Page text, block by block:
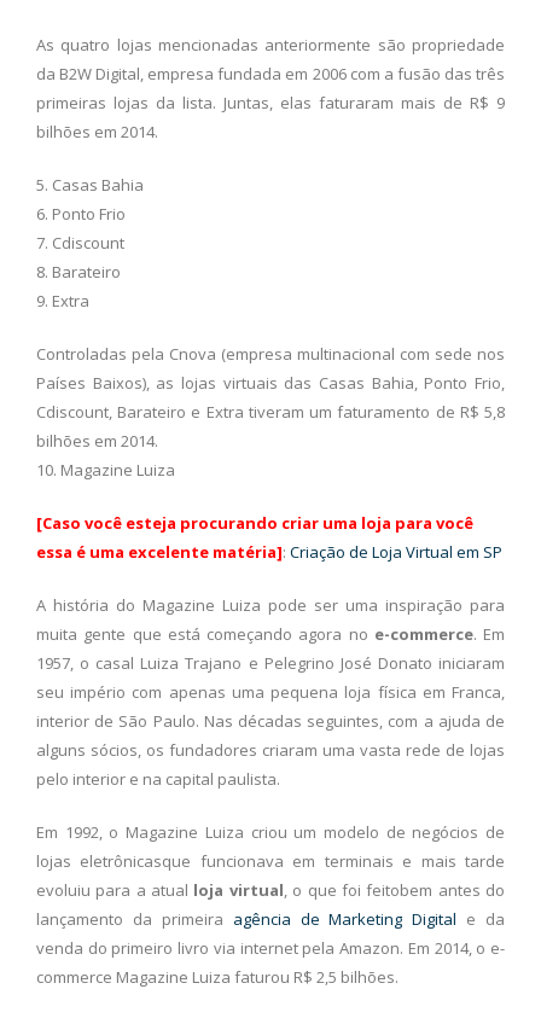
As quatro lojas mencionadas anteriormente são propriedade
da B2W Digital, empresa fundada em 2006 com a fusão das três
primeiras lojas da lista. Juntas, elas faturaram mais de R$ 9
bilhões em 2014.
5. Casas Bahia
6. Ponto Frio
7. Cdiscount
8. Barateiro
9. Extra
Controladas pela Cnova (empresa multinacional com sede nos
Países Baixos), as lojas virtuais das Casas Bahia, Ponto Frio,
Cdiscount, Barateiro e Extra tiveram um faturamento de R$ 5,8
bilhões em 2014.
10. Magazine Luiza
[Caso você esteja procurando criar uma loja para você
essa é uma excelente matéria]: Criação de Loja Virtual em SP
A história do Magazine Luiza pode ser uma inspiração para
muita gente que está começando agora no e-commerce. Em
1957, o casal Luiza Trajano e Pelegrino José Donato iniciaram
seu império com apenas uma pequena loja física em Franca,
interior de São Paulo. Nas décadas seguintes, com a ajuda de
alguns sócios, os fundadores criaram uma vasta rede de lojas
pelo interior e na capital paulista.
Em 1992, o Magazine Luiza criou um modelo de negócios de
lojas eletrônicasque funcionava em terminais e mais tarde
evoluiu para a atual loja virtual, o que foi feitobem antes do
lançamento da primeira agência de Marketing Digital e da
venda do primeiro livro via internet pela Amazon. Em 2014, o e-
commerce Magazine Luiza faturou R$ 2,5 bilhões.